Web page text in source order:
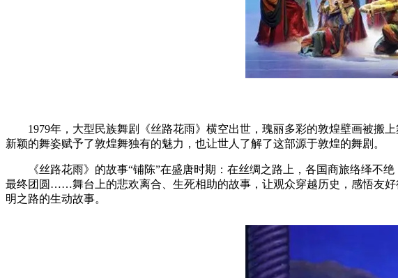
1979年，大型民族舞剧《丝路花雨》横空出世，瑰丽多彩的敦煌壁画被
新颖的舞姿赋予了敦煌舞独有的魅力，也让世人了解了这部源于敦煌的舞剧。
《丝路花雨》的故事“铺陈”在盛唐时期：在丝绸之路上，各国商旅络绎不
最终团圆……舞台上的悲欢离合、生死相助的故事，让观众穿越历史，感悟友
明之路的生动故事。